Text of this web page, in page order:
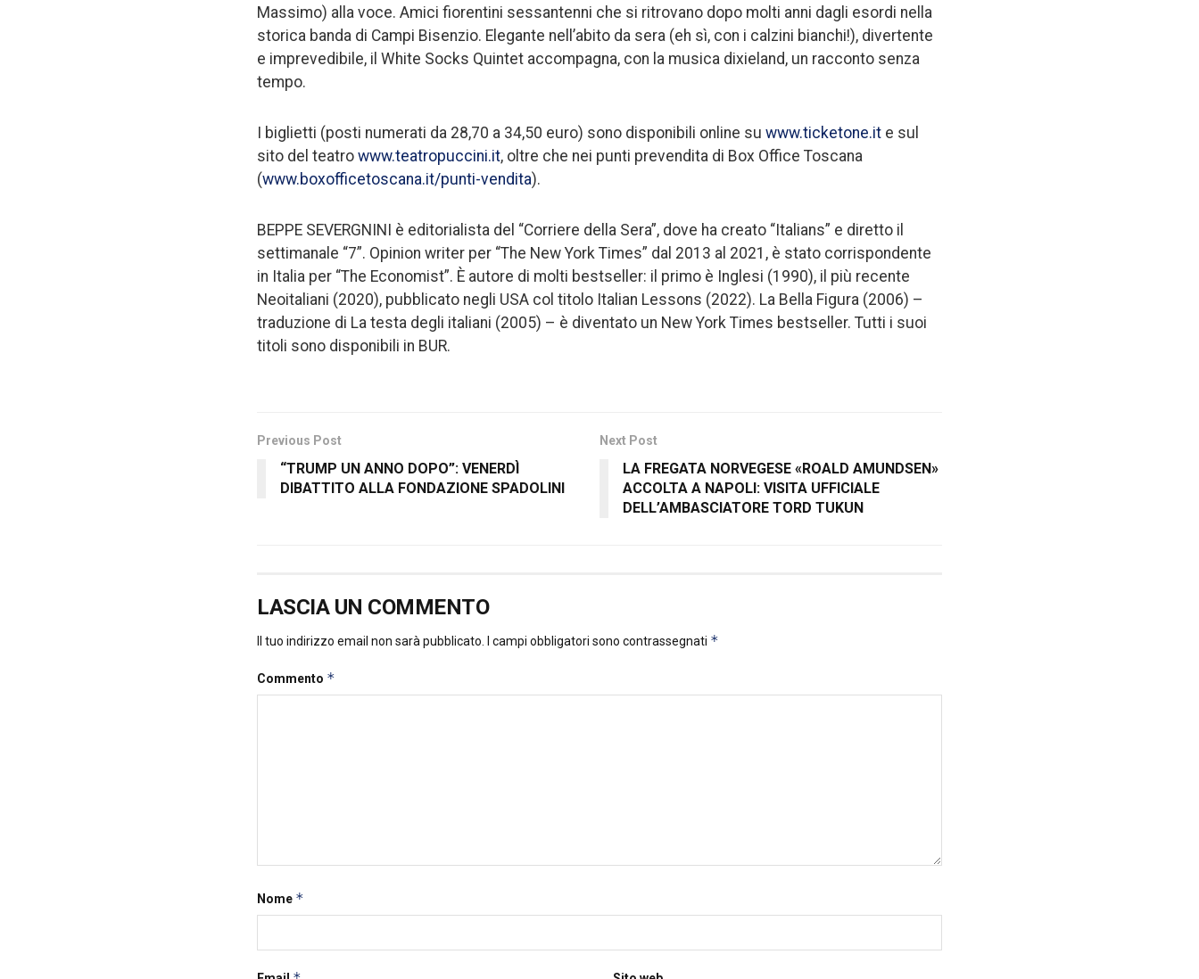
Massimo) alla voce. Amici fiorentini sessantenni che si ritrovano dopo molti anni dagli esordi nella
storica banda di Campi Bisenzio. Elegante nell’abito da sera (eh sì, con i calzini bianchi!), divertente
e imprevedibile, il White Socks Quintet accompagna, con la musica dixieland, un racconto senza
tempo.
I biglietti (posti numerati da 28,70 a 34,50 euro) sono disponibili online su www.ticketone.it e sul
sito del teatro www.teatropuccini.it, oltre che nei punti prevendita di Box Office Toscana
(www.boxofficetoscana.it/punti-vendita).
BEPPE SEVERGNINI è editorialista del “Corriere della Sera”, dove ha creato “Italians” e diretto il
settimanale “7”. Opinion writer per “The New York Times” dal 2013 al 2021, è stato corrispondente
in Italia per “The Economist”. È autore di molti bestseller: il primo è Inglesi (1990), il più recente
Neoitaliani (2020), pubblicato negli USA col titolo Italian Lessons (2022). La Bella Figura (2006) –
traduzione di La testa degli italiani (2005) – è diventato un New York Times bestseller. Tutti i suoi
titoli sono disponibili in BUR.
Previous Post
“TRUMP UN ANNO DOPO”: VENERDÌ
DIBATTITO ALLA FONDAZIONE SPADOLINI
Next Post
LA FREGATA NORVEGESE «ROALD AMUNDSEN»
ACCOLTA A NAPOLI: VISITA UFFICIALE
DELL’AMBASCIATORE TORD TUKUN
LASCIA UN COMMENTO
Il tuo indirizzo email non sarà pubblicato. I campi obbligatori sono contrassegnati *
Commento *
Nome *